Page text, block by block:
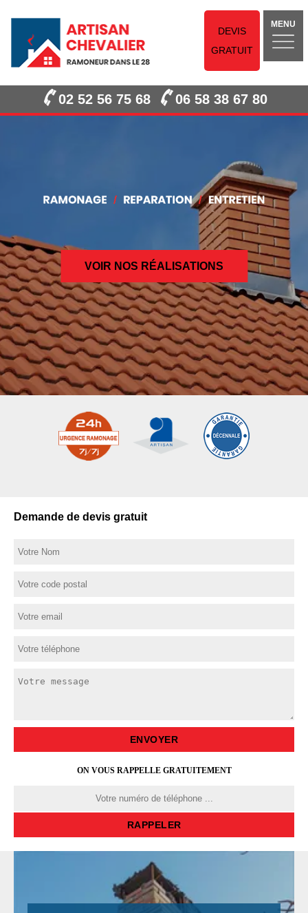
DEVIS
GRATUIT
MENU
02 52 56 75 68 06 58 38 67 80
VOIR NOS RÉALISATIONS
Demande de devis gratuit
ON VOUS RAPPELLE GRATUITEMENT